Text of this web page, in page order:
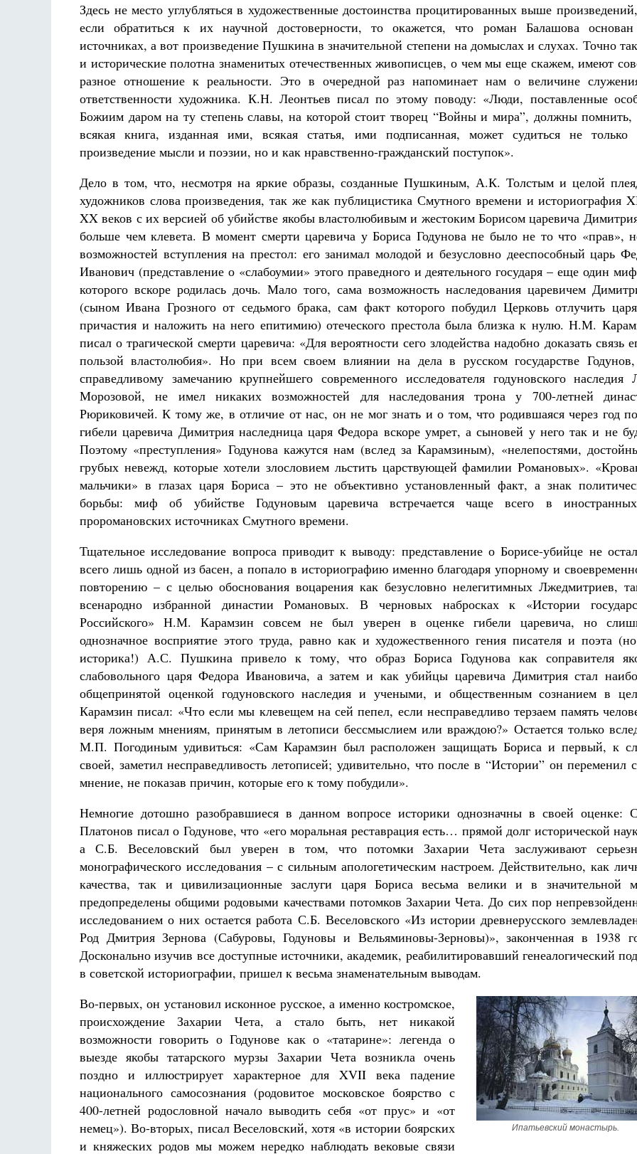
Здесь не место углубляться в художественные достоинства процитированных выше
если обратиться к их научной достоверности, то окажется, что роман Балашова
источниках, а вот произведение Пушкина в значительной степени на домыслах и слухах. Точно
и исторические полотна знаменитых отечественных живописцев, о чем мы еще скажем, имеют
разное отношение к реальности. Это в очередной раз напоминает нам о величине
ответственности художника. К.Н. Леонтьев писал по этому поводу: «Люди, поставленные
Божиим даром на ту степень славы, на которой стоит творец “Войны и мира”, должны помнить,
всякая книга, изданная ими, всякая статья, ими подписанная, может судиться не только
произведение мысли и поэзии, но и как нравственно-гражданский поступок».
Дело в том, что, несмотря на яркие образы, созданные Пушкиным, А.К. Толстым и целой
художников слова произведения, так же как публицистика Смутного времени и историография
XX веков с их версией об убийстве якобы властолюбивым и жестоким Борисом царевича
больше чем клевета. В момент смерти царевича у Бориса Годунова не было не то что «прав»,
возможностей вступления на престол: его занимал молодой и безусловно дееспособный царь
Иванович (представление о «слабоумии» этого праведного и деятельного государя – еще один
которого вскоре родилась дочь. Мало того, сама возможность наследования царевичем
(сыном Ивана Грозного от седьмого брака, сам факт которого побудил Церковь отлучить
причастия и наложить на него епитимию) отеческого престола была близка к нулю. Н.М.
писал о трагической смерти царевича: «Для вероятности сего злодейства надобно доказать связь
пользой властолюбия». Но при всем своем влиянии на дела в русском государстве
справедливому замечанию крупнейшего современного исследователя годуновского наследия
Морозовой, не имел никаких возможностей для наследования трона у 700-летней
Рюриковичей. К тому же, в отличие от нас, он не мог знать и о том, что родившаяся через год
гибели царевича Димитрия наследница царя Федора вскоре умрет, а сыновей у него так и не
Поэтому «преступления» Годунова кажутся нам (вслед за Карамзиным), «нелепостями,
грубых невежд, которые хотели злословием льстить царствующей фамилии Романовых».
мальчики» в глазах царя Бориса – это не объективно установленный факт, а знак
борьбы: миф об убийстве Годуновым царевича встречается чаще всего в
проромановских источниках Смутного времени.
Тщательное исследование вопроса приводит к выводу: представление о Борисе-убийце не
всего лишь одной из басен, а попало в историографию именно благодаря упорному и
повторению – с целью обоснования воцарения как безусловно нелегитимных Лжедмитриев,
всенародно избранной династии Романовых. В черновых набросках к «Истории
Российского» Н.М. Карамзин совсем не был уверен в оценке гибели царевича, но
однозначное восприятие этого труда, равно как и художественного гения писателя и поэта
историка!) А.С. Пушкина привело к тому, что образ Бориса Годунова как соправителя
слабовольного царя Федора Ивановича, а затем и как убийцы царевича Димитрия стал
общепринятой оценкой годуновского наследия и учеными, и общественным сознанием в
Карамзин писал: «Что если мы клевещем на сей пепел, если несправедливо терзаем память
веря ложным мнениям, принятым в летописи бессмыслием или враждою?» Остается только
М.П. Погодиным удивиться: «Сам Карамзин был расположен защищать Бориса и первый, к
своей, заметил несправедливость летописей; удивительно, что после в “Истории” он переменил
мнение, не показав причин, которые его к тому побудили».
Немногие дотошно разобравшиеся в данном вопросе историки однозначны в своей оценке:
Платонов писал о Годунове, что «его моральная реставрация есть… прямой долг исторической
а С.Б. Веселовский был уверен в том, что потомки Захарии Чета заслуживают
монографического исследования – с сильным апологетическим настроем. Действительно, как
качества, так и цивилизационные заслуги царя Бориса весьма велики и в значительной
предопределены общими родовыми качествами потомков Захарии Чета. До сих пор
исследованием о них остается работа С.Б. Веселовского «Из истории древнерусского
Род Дмитрия Зернова (Сабуровы, Годуновы и Вельяминовы-Зерновы)», законченная в 1938
Досконально изучив все доступные источники, академик, реабилитировавший генеалогический
в советской историографии, пришел к весьма знаменательным выводам.
Ипатьевский монастырь.
Во-первых, он установил исконное русское, а именно костромское,
происхождение Захарии Чета, а стало быть, нет никакой
возможности говорить о Годунове как о «татарине»: легенда о
выезде якобы татарского мурзы Захарии Чета возникла очень
поздно и иллюстрирует характерное для XVII века падение
национального самосознания (родовитое московское боярство с
400-летней родословной начало выводить себя «от прус» и «от
немец»). Во-вторых, писал Веселовский, хотя «в истории боярских
и княжеских родов мы можем нередко наблюдать вековые связи